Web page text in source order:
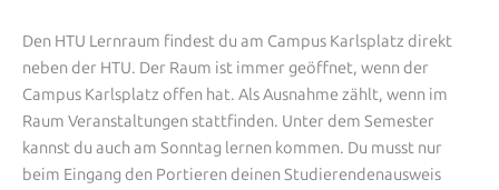
Den HTU Lernraum findest du am Campus Karlsplatz direkt
neben der HTU. Der Raum ist immer geöffnet, wenn der
Campus Karlsplatz offen hat. Als Ausnahme zählt, wenn im
Raum Veranstaltungen stattfinden. Unter dem Semester
kannst du auch am Sonntag lernen kommen. Du musst nur
beim Eingang den Portieren deinen Studierendenausweis